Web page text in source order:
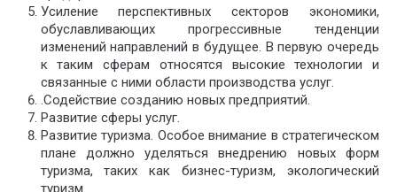
Усиление перспективных секторов экономики,
обуславливающих прогрессивные тенденции
изменений направлений в будущее. В первую очередь
к таким сферам относятся высокие технологии и
связанные с ними области производства услуг.
.Содействие созданию новых предприятий.
Развитие сферы услуг.
Развитие туризма. Особое внимание в стратегическом
плане должно уделяться внедрению новых форм
туризма, таких как бизнес-туризм, экологический
туризм.